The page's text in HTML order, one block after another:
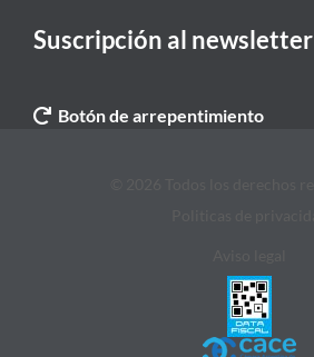
Suscripción al newsletter
Botón de arrepentimiento